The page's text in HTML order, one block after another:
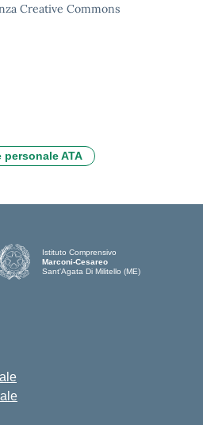
Creative Commons
ATA
Istituto Comprensivo
Marconi-Cesareo
Sant'Agata Di Militello (ME)